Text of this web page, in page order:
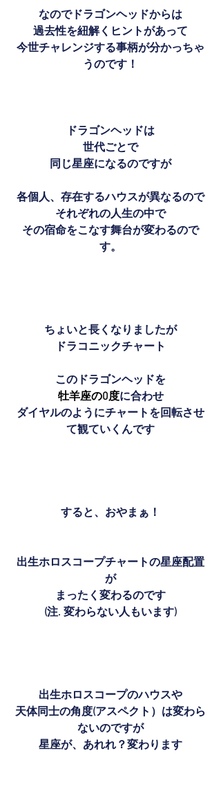
なのでドラゴンヘッドからは
過去性を紐解くヒントがあって
今世チャレンジする事柄が分かっちゃ
うのです！
ドラゴンヘッドは
世代ごとで
同じ星座になるのですが
各個人、存在するハウスが異なるので
それぞれの人生の中で
その宿命をこなす舞台が変わるので
す。
ちょいと長くなりましたが
ドラコニックチャート
このドラゴンヘッドを
牡羊座の0度に合わせ
ダイヤルのようにチャートを回転させ
て観ていくんです
すると、おやまぁ！
出生ホロスコープチャートの星座配置
が
まったく変わるのです
(注. 変わらない人もいます)
出生ホロスコープのハウスや
天体同士の角度(アスペクト）は変わら
ないのですが
星座が、あれれ？変わります